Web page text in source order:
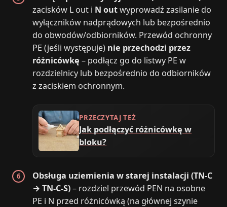
zacisków L out i N outwyprowadź zasilanie do
wyłączników nadprądowych lub bezpośrednio
do obwodów/odbiorników. Przewód ochronny
PE (jeśli występuje) nie przechodzi przez
różnicówkę – podłącz go do listwy PE w
rozdzielnicy lub bezpośrednio do odbiorników
z zaciskiem ochronnym.
PRZECZYTAJ TEŻ
Jak podłączyć różnicówkę w
bloku?
Obsługa uziemienia w starej instalacji (TN‑C
→ TN‑C‑S)– rozdziel przewód PEN na osobne
PE i N przed różnicówką (na głównej szynie